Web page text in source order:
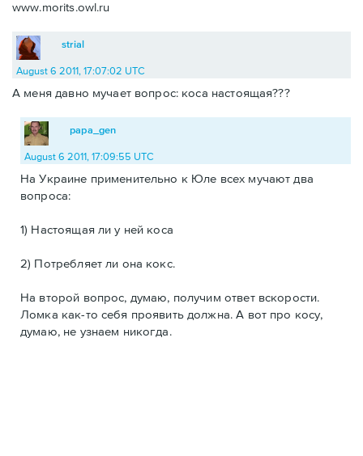
www.morits.owl.ru
strial
August 6 2011, 17:07:02 UTC
А меня давно мучает вопрос: коса настоящая???
papa_gen
August 6 2011, 17:09:55 UTC
На Украине применительно к Юле всех мучают два
вопроса:
1) Настоящая ли у ней коса
2) Потребляет ли она кокс.
На второй вопрос, думаю, получим ответ вскорости.
Ломка как-то себя проявить должна. А вот про косу,
думаю, не узнаем никогда.